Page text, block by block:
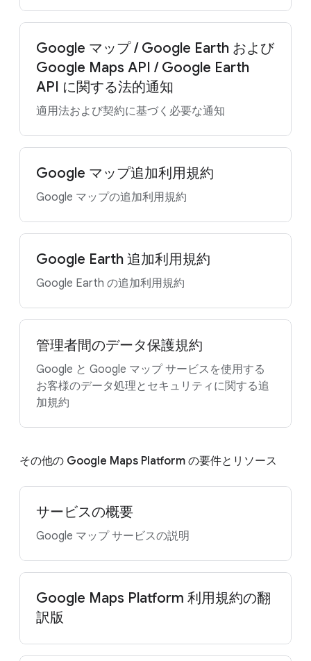
Google マップ / Google Earth および
Google Maps API / Google Earth
API に関する法的通知
適用法および契約に基づく必要な通知
Google マップ追加利用規約
Google マップの追加利用規約
Google Earth 追加利用規約
Google Earth の追加利用規約
管理者間のデータ保護規約
Google と Google マップ サービスを使用する
お客様のデータ処理とセキュリティに関する追
加規約
その他の Google Maps Platform の要件とリソース
サービスの概要
Google マップ サービスの説明
Google Maps Platform 利用規約の翻
訳版